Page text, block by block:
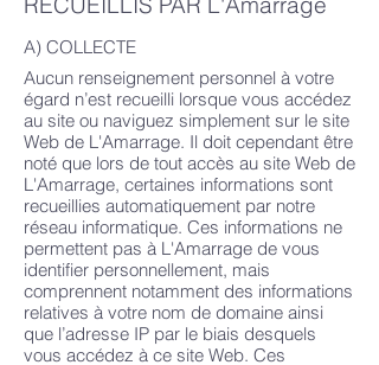
A) COLLECTE
Aucun renseignement personnel à votre
égard n’est recueilli lorsque vous accédez
au site ou naviguez simplement sur le site
Web de L'Amarrage. Il doit cependant être
noté que lors de tout accès au site Web de
L'Amarrage, certaines informations sont
recueillies automatiquement par notre
réseau informatique. Ces informations ne
permettent pas à L'Amarrage de vous
identifier personnellement, mais
comprennent notamment des informations
relatives à votre nom de domaine ainsi
que l’adresse IP par le biais desquels
vous accédez à ce site Web. Ces